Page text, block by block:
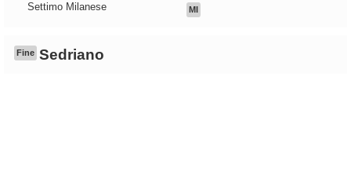
Settimo Milanese MI
Fine Sedriano